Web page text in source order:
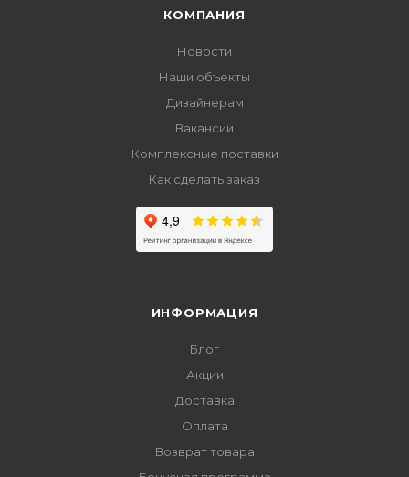
КОМПАНИЯ
Новости
Наши объекты
Дизайнерам
Вакансии
Комплексные поставки
Как сделать заказ
ИНФОРМАЦИЯ
Блог
Акции
Доставка
Оплата
Возврат товара